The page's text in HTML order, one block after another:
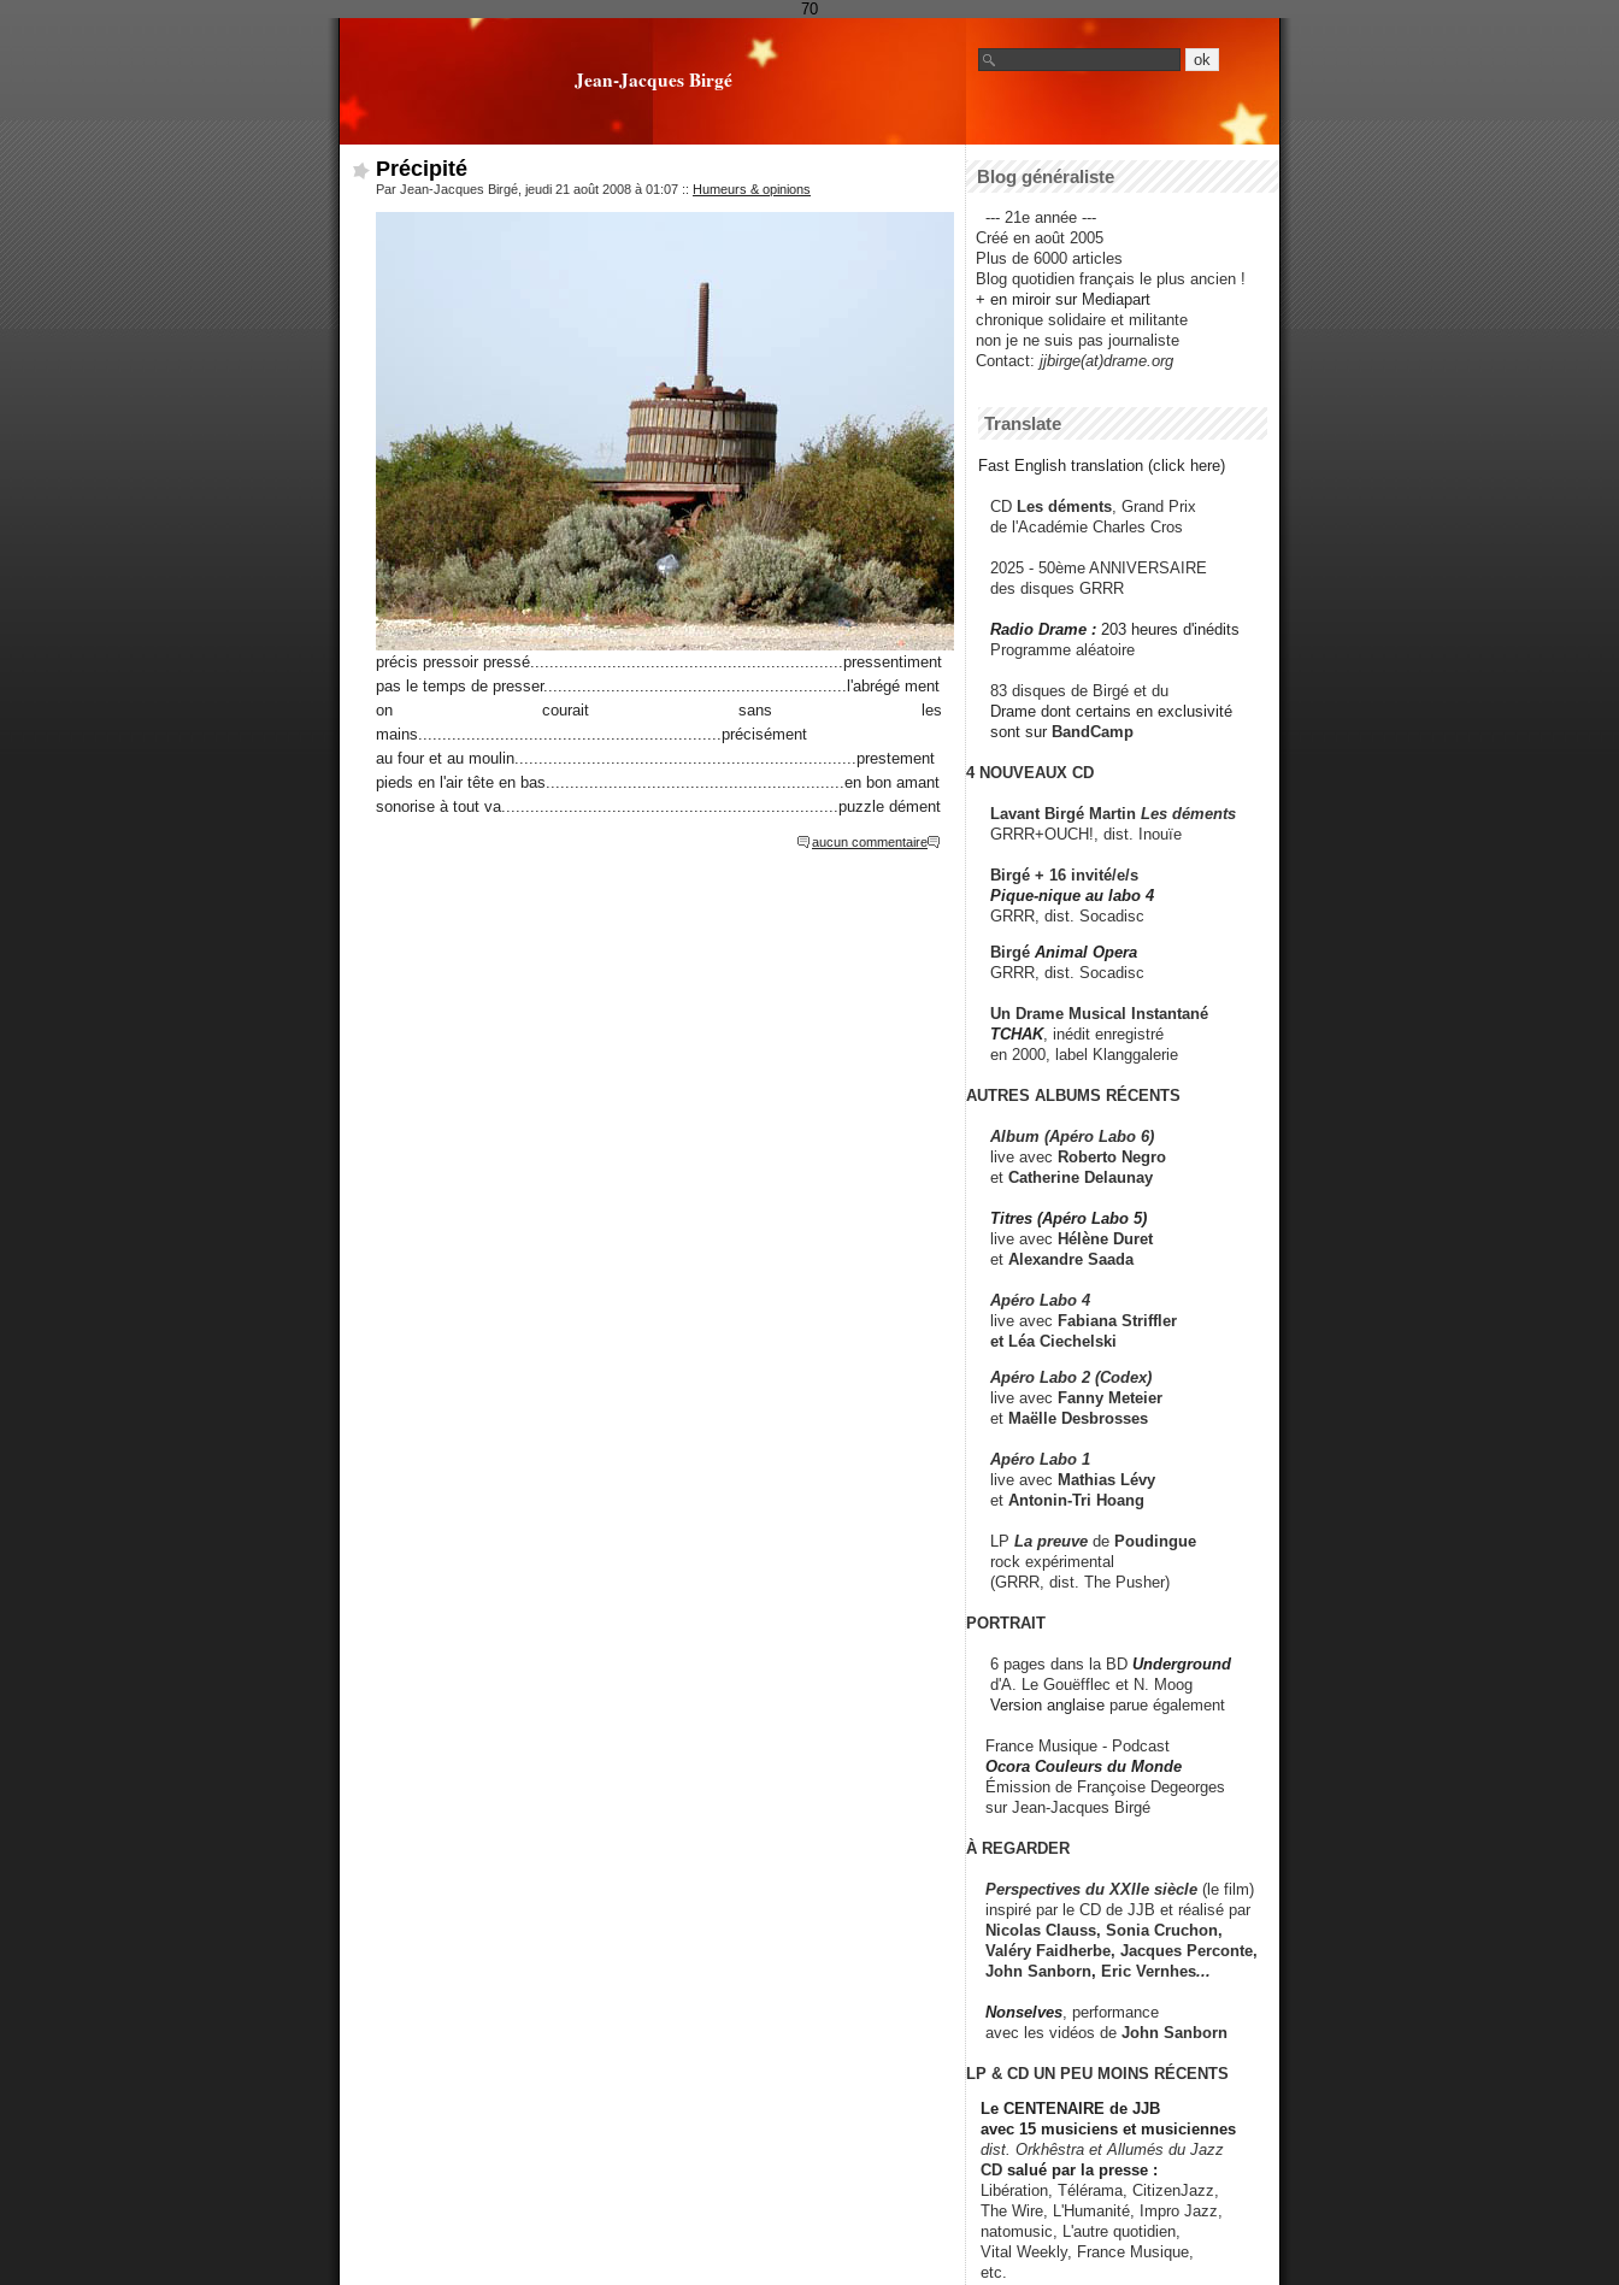
70
Jean-Jacques Birgé
Précipité
Par Jean-Jacques Birgé, jeudi 21 août 2008 à 01:07 :: Humeurs & opinions
précis pressoir pressé.................................................................pressentiment
pas le temps de presser...............................................................l'abrégé ment
on courait sans les
mains...............................................................précisément
au four et au moulin.......................................................................prestement
pieds en l'air tête en bas..............................................................en bon amant
sonorise à tout va......................................................................puzzle dément
aucun commentaire
Blog généraliste
--- 21e année ---
Créé en août 2005
Plus de 6000 articles
Blog quotidien français le plus ancien !
+ en miroir sur Mediapart
chronique solidaire et militante
non je ne suis pas journaliste
Contact: jjbirge(at)drame.org
Translate
Fast English translation (click here)
CD Les déments , Grand Prix
de l'Académie Charles Cros
2025 - 50ème ANNIVERSAIRE
des disques GRRR
Radio Drame : 203 heures d'inédits
Programme aléatoire
83 disques de Birgé et du
Drame dont certains en exclusivité
sont sur BandCamp
4 NOUVEAUX CD
Lavant Birgé Martin Les déments
GRRR+OUCH!, dist. Inouïe
Birgé + 16 invité/e/s
Pique-nique au labo 4
GRRR, dist. Socadisc
Birgé Animal Opera
GRRR, dist. Socadisc
Un Drame Musical Instantané
TCHAK, inédit enregistré
en 2000, label Klanggalerie
AUTRES ALBUMS RÉCENTS
Album (Apéro Labo 6)
live avec Roberto Negro
et Catherine Delaunay
Titres (Apéro Labo 5)
live avec Hélène Duret
et Alexandre Saada
Apéro Labo 4
live avec Fabiana Striffler
et Léa Ciechelski
Apéro Labo 2 (Codex)
live avec Fanny Meteier
et Maëlle Desbrosses
Apéro Labo 1
live avec Mathias Lévy
et Antonin-Tri Hoang
LP La preuve de Poudingue
rock expérimental
(GRRR, dist. The Pusher)
PORTRAIT
6 pages dans la BD Underground
d'A. Le Gouëfflec et N. Moog
Version anglaise parue également
France Musique - Podcast
Ocora Couleurs du Monde
Émission de Françoise Degeorges
sur Jean-Jacques Birgé
À REGARDER
Perspectives du XXIIe siècle (le film)
inspiré par le CD de JJB et réalisé par
Nicolas Clauss, Sonia Cruchon,
Valéry Faidherbe, Jacques Perconte,
John Sanborn, Eric Vernhes...
Nonselves , performance
avec les vidéos de John Sanborn
LP & CD UN PEU MOINS RÉCENTS
Le CENTENAIRE de JJB
avec 15 musiciens et musiciennes
dist. Orkhêstra et Allumés du Jazz
CD salué par la presse :
Libération, Télérama, CitizenJazz,
The Wire, L'Humanité, Impro Jazz,
natomusic, L'autre quotidien,
Vital Weekly, France Musique,
etc.